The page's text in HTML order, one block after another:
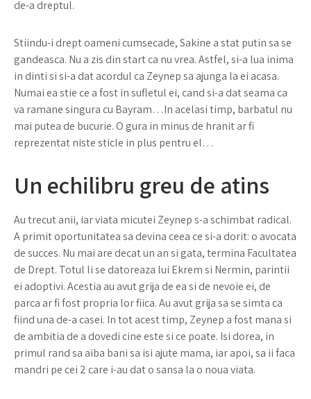
de-a dreptul.
Stiindu-i drept oameni cumsecade, Sakine a stat putin sa se
gandeasca. Nu a zis din start ca nu vrea. Astfel, si-a lua inima
in dinti si si-a dat acordul ca Zeynep sa ajunga la ei acasa.
Numai ea stie ce a fost in sufletul ei, cand si-a dat seama ca
va ramane singura cu Bayram…In acelasi timp, barbatul nu
mai putea de bucurie. O gura in minus de hranit ar fi
reprezentat niste sticle in plus pentru el…
Un echilibru greu de atins
Au trecut anii, iar viata micutei Zeynep s-a schimbat radical.
A primit oportunitatea sa devina ceea ce si-a dorit: o avocata
de succes. Nu mai are decat un an si gata, termina Facultatea
de Drept. Totul li se datoreaza lui Ekrem si Nermin, parintii
ei adoptivi. Acestia au avut grija de ea si de nevoie ei, de
parca ar fi fost propria lor fiica. Au avut grija sa se simta ca
fiind una de-a casei. In tot acest timp, Zeynep a fost mana si
de ambitia de a dovedi cine este si ce poate. Isi dorea, in
primul rand sa aiba bani sa isi ajute mama, iar apoi, sa ii faca
mandri pe cei 2 care i-au dat o sansa la o noua viata.